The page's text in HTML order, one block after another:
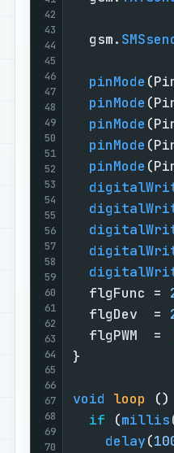
42
43
44
45
46
47
48
49
50
51
52
53
54
55
56
57
58
59
60
61
62
63
64
65
66
67
68
69
70
  gsm.
pinMode
pinMode
pinMode
pinMode
pinMode
  flgFunc =
  flgDev  =
  flgPWM  =
void loop ()
if (millis
delay(